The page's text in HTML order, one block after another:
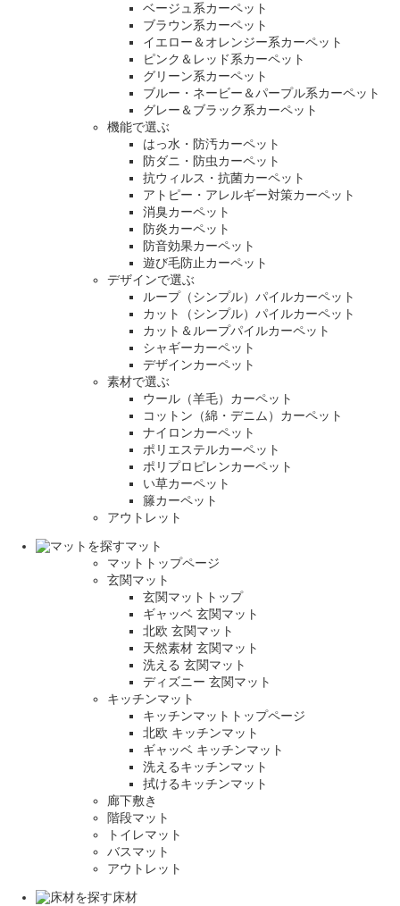
ベージュ系カーペット
ブラウン系カーペット
イエロー＆オレンジー系カーペット
ピンク＆レッド系カーペット
グリーン系カーペット
ブルー・ネービー＆パープル系カーペット
グレー＆ブラック系カーペット
機能で選ぶ
はっ水・防汚カーペット
防ダニ・防虫カーペット
抗ウィルス・抗菌カーペット
アトピー・アレルギー対策カーペット
消臭カーペット
防炎カーペット
防音効果カーペット
遊び毛防止カーペット
デザインで選ぶ
ループ（シンプル）パイルカーペット
カット（シンプル）パイルカーペット
カット＆ループパイルカーペット
シャギーカーペット
デザインカーペット
素材で選ぶ
ウール（羊毛）カーペット
コットン（綿・デニム）カーペット
ナイロンカーペット
ポリエステルカーペット
ポリプロピレンカーペット
い草カーペット
籐カーペット
アウトレット
マット
マットトップページ
玄関マット
玄関マットトップ
ギャッベ 玄関マット
北欧 玄関マット
天然素材 玄関マット
洗える 玄関マット
ディズニー 玄関マット
キッチンマット
キッチンマットトップページ
北欧 キッチンマット
ギャッベ キッチンマット
洗えるキッチンマット
拭けるキッチンマット
廊下敷き
階段マット
トイレマット
バスマット
アウトレット
床材